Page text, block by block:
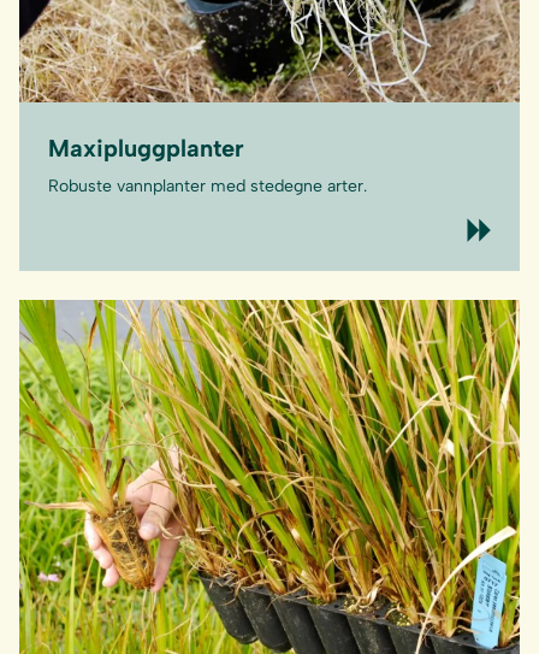
Maxipluggplanter
Robuste vannplanter med stedegne arter.